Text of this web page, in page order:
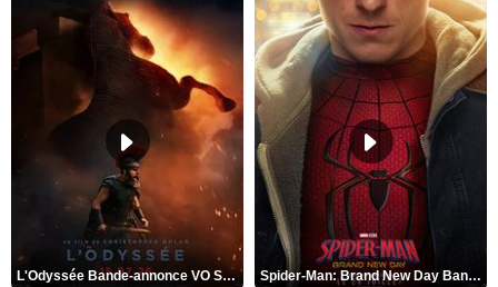
L'Odyssée Bande-annonce VO STFR Spider-Man: Brand New Day Bande-annonce VO STFR